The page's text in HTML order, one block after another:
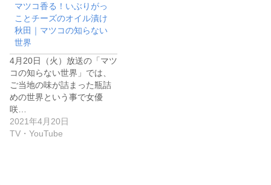
マツコ香る！いぶりがっ
ことチーズのオイル漬け
秋田｜マツコの知らない
世界
4月20日（火）放送の「マツ
コの知らない世界」では、
ご当地の味が詰まった瓶詰
めの世界という事で女優
咲…
2021年4月20日
TV・YouTube